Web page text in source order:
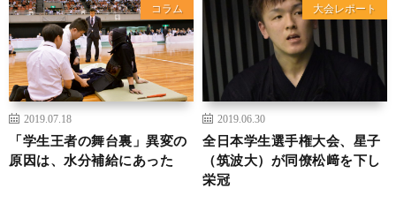
コラム
2019.07.18
「学生王者の舞台裏」異変の
原因は、水分補給にあった
大会レポート
2019.06.30
全日本学生選手権大会、星子
（筑波大）が同僚松﨑を下し
栄冠